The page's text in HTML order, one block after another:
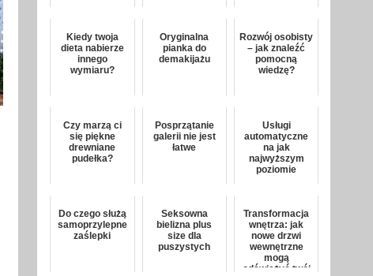
Kiedy twoja
dieta nabierze
innego
wymiaru?
Oryginalna
pianka do
demakijażu
Rozwój osobisty
– jak znaleźć
pomocną
wiedzę?
Czy marzą ci
się piękne
drewniane
pudełka?
Posprzątanie
galerii nie jest
łatwe
Usługi
automatyczne
na jak
najwyższym
poziomie
Do czego służą
samoprzylepne
zaślepki
Seksowna
bielizna plus
size dla
puszystych
Transformacja
wnętrza: jak
nowe drzwi
wewnętrzne
mogą
odświeżyć twój